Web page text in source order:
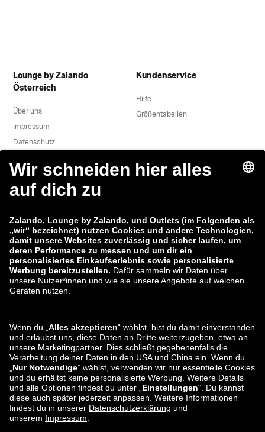
Lounge by Zalando
Österreich
Über uns
Impressum
Datenschutz
AGB
Widerruf
Sicherheitslücke melden
Produktsicherheit
Kundenservice
Hilfe
Größentabellen
Zalando-Gruppe
Zalando
Zahlungsmethoden
Sie finden uns auch bei
Versand und
Versandpartner
Lounge by Zalando AT Apps